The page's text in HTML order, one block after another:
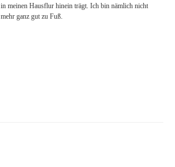
in meinen Hausflur hinein trägt. Ich bin nämlich nicht
mehr ganz gut zu Fuß.